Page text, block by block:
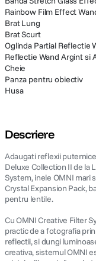
Rainbow Film Effect
Brat Lung
Brat Scurt
Oglinda Partial Reflectie
Reflectie Wand Argint si
Cheie
Panza pentru obiectiv
Husa
Descriere
Adaugati reflexii
Deluxe Collection II de la
System, inele OMNI mari
Crystal Expansion Pack,
pentru lentile.
Cu OMNI Creative Filter
practic de a fotografia
reflectii, si dungi
creativa, sistemul OMNI